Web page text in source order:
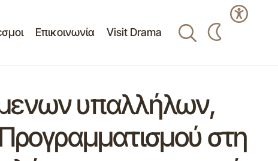
Επικοινωνία Visit Drama
υπαλλήλων,
στη